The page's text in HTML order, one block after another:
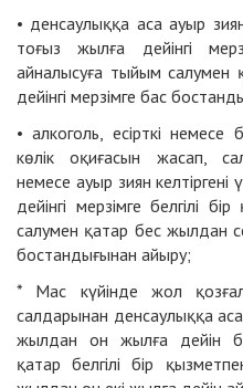
• денсаулыққа аса ауыр
тоғыз жылға дейінгі
айналысуға тыйым салумен
дейінгі мерзімге бас
• алкоголь, есірткі
көлік оқиғасын жасап,
немесе ауыр зиян
дейінгі мерзімге белгілі
салумен қатар бес жылдан
бостандығынан айыру;
* Мас күйінде жол
салдарынан денсаулыққа аса
жылдан он жылға дейін
қатар белгілі бір